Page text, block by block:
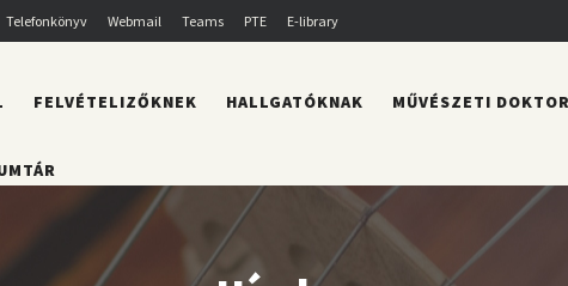
Telefonkönyv Webmail Teams PTE E-library
FELVÉTELIZŐKNEK HALLGATÓKNAK MŰVÉSZETI